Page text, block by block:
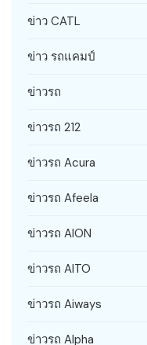
ข่าว CATL
ข่าว รถแคมป์
ข่าวรถ
ข่าวรถ 212
ข่าวรถ Acura
ข่าวรถ Afeela
ข่าวรถ AION
ข่าวรถ AITO
ข่าวรถ Aiways
ข่าวรถ Alpha